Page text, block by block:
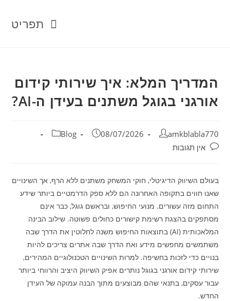
תפריט
המדריך המלא: איך שירותי קידום
אורגני בגוגל משתנים בעידן ה-AI?
מחבר:
amkblabla770 פורסם:
08/07/2026 קטגוריה:
Blog
תגובות:אין תגובות
בעולם השיווק הדיגיטלי, חוקי המשחק משתנים ללא הרף, אך השינויים
שאנו חווים בתקופה האחרונה הם ללא ספק הדרמטיים ביותר שידע
התחום מזה עשורים. מנועי החיפוש, ובראשם גוגל, כבר אינם
מסתפקים בהצגת רשימת קישורים כחולים פשוטה. שילוב הבינה
המלאכותית (AI) בתוצאות החיפוש משנה לחלוטין את הדרך שבה
משתמשים מחפשים מידע ואת הדרך שבה אתרים צריכים להיות
בנויים כדי לזכות בחשיפה. למרות השינויים הטכנולוגיים המהירים,
שירותי קידום אורגני בגוגל נותרים אפיק השיווק היציב והרווחי ביותר
עבור עסקים, בתנאי שהם מבוצעים מתוך הבנה עמוקה של העידן
החדש.